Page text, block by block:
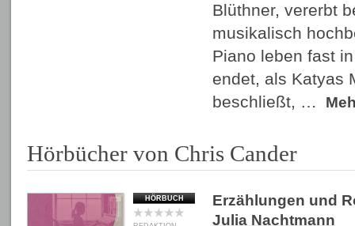
Blüthner, vererbt
musikalisch
Piano leben fast
endet, als Katyas
beschließt, …
Hörbücher von Chris Cander
HÖRBUCH
Erzählungen und
Julia Nachtmann